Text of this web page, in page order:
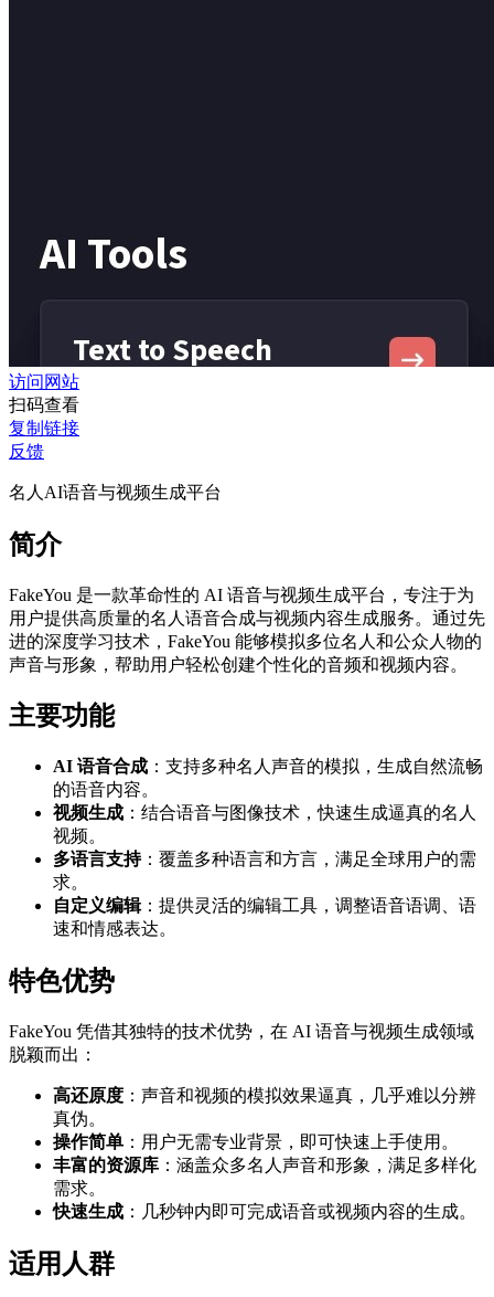
访问网站
扫码查看
复制链接
反馈
名人AI语音与视频生成平台
简介
FakeYou 是一款革命性的 AI 语音与视频生成平台，专注于为
用户提供高质量的名人语音合成与视频内容生成服务。通过先
进的深度学习技术，FakeYou 能够模拟多位名人和公众人物的
声音与形象，帮助用户轻松创建个性化的音频和视频内容。
主要功能
AI 语音合成 ：支持多种名人声音的模拟，生成自然流畅
的语音内容。
视频生成 ：结合语音与图像技术，快速生成逼真的名人
视频。
多语言支持：覆盖多种语言和方言，满足全球用户的需
求。
自定义编辑：提供灵活的编辑工具，调整语音语调、语
速和情感表达。
特色优势
FakeYou 凭借其独特的技术优势，在 AI 语音与视频生成领域
脱颖而出：
高还原度 ：声音和视频的模拟效果逼真，几乎难以分辨
真伪。
操作简单 ：用户无需专业背景，即可快速上手使用。
丰富的资源库 ：涵盖众多名人声音和形象，满足多样化
需求。
快速生成 ：几秒钟内即可完成语音或视频内容的生成。
适用人群